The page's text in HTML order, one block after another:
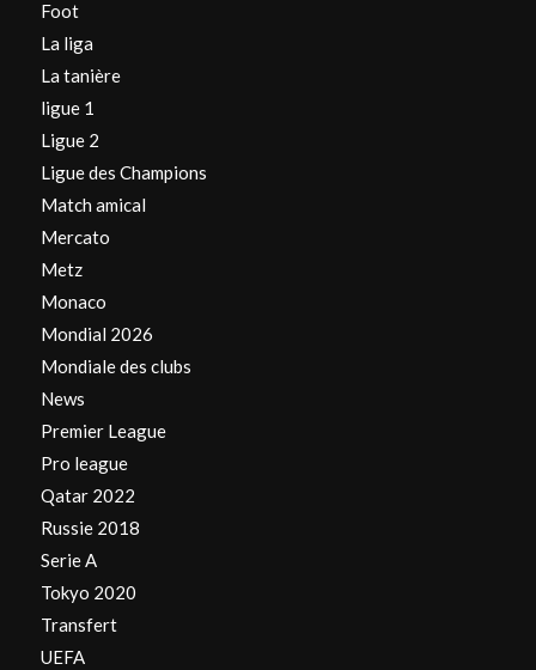
Foot
La liga
La tanière
ligue 1
Ligue 2
Ligue des Champions
Match amical
Mercato
Metz
Monaco
Mondial 2026
Mondiale des clubs
News
Premier League
Pro league
Qatar 2022
Russie 2018
Serie A
Tokyo 2020
Transfert
UEFA